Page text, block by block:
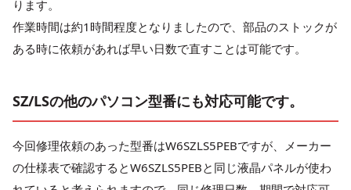
ります。
作業時間は約1時間程度となりましたので、部品のストックが
ある時に依頼があれば早い日数で直すことは可能です。
SZ/LSの他のパソコン型番にも対応可能です。
今回修理依頼のあった型番はW6SZLS5PEBですが、メーカー
の仕様表で確認するとW6SZLS5PEBと同じ液晶パネルが使わ